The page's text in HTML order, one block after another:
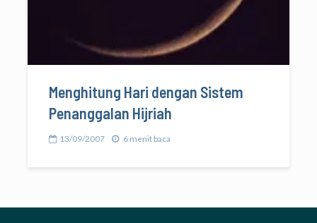
Menghitung Hari dengan Sistem
Penanggalan Hijriah
13/09/2007 6 menit baca